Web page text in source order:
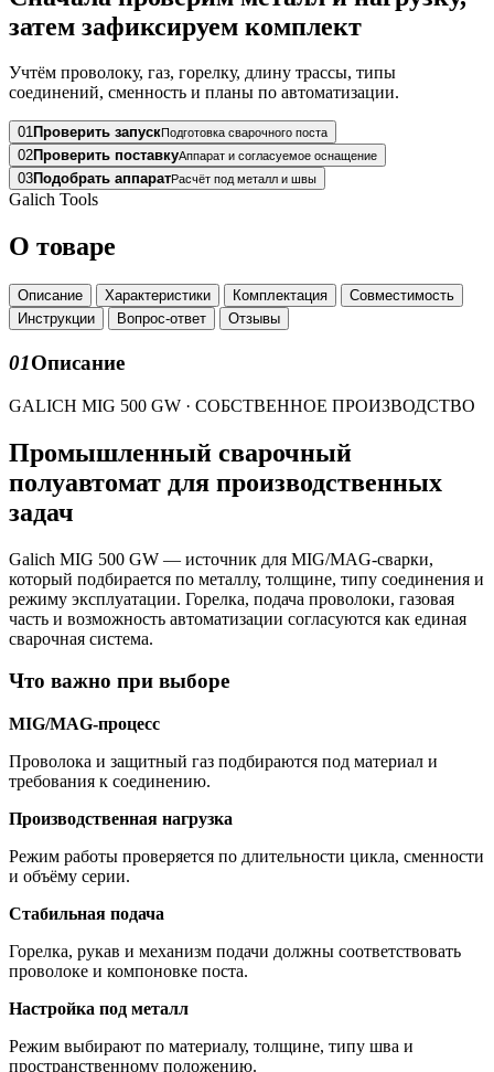
затем зафиксируем комплект
Учтём проволоку, газ, горелку, длину трассы, типы
соединений, сменность и планы по автоматизации.
01Проверить запускПодготовка сварочного поста
02Проверить поставкуАппарат и согласуемое оснащение
03Подобрать аппаратРасчёт под металл и швы
Galich Tools
О товаре
Описание Характеристики Комплектация
Совместимость
Инструкции
Вопрос-ответ Отзывы
01Описание
GALICH MIG 500 GW · СОБСТВЕННОЕ ПРОИЗВОДСТВО
Промышленный сварочный
полуавтомат для производственных
задач
Galich MIG 500 GW — источник для MIG/MAG-сварки,
который подбирается по металлу, толщине, типу соединения и
режиму эксплуатации. Горелка, подача проволоки, газовая
часть и возможность автоматизации согласуются как единая
сварочная система.
Что важно при выборе
MIG/MAG-процесс
Проволока и защитный газ подбираются под материал и
требования к соединению.
Производственная нагрузка
Режим работы проверяется по длительности цикла, сменности
и объёму серии.
Стабильная подача
Горелка, рукав и механизм подачи должны соответствовать
проволоке и компоновке поста.
Настройка под металл
Режим выбирают по материалу, толщине, типу шва и
пространственному положению.